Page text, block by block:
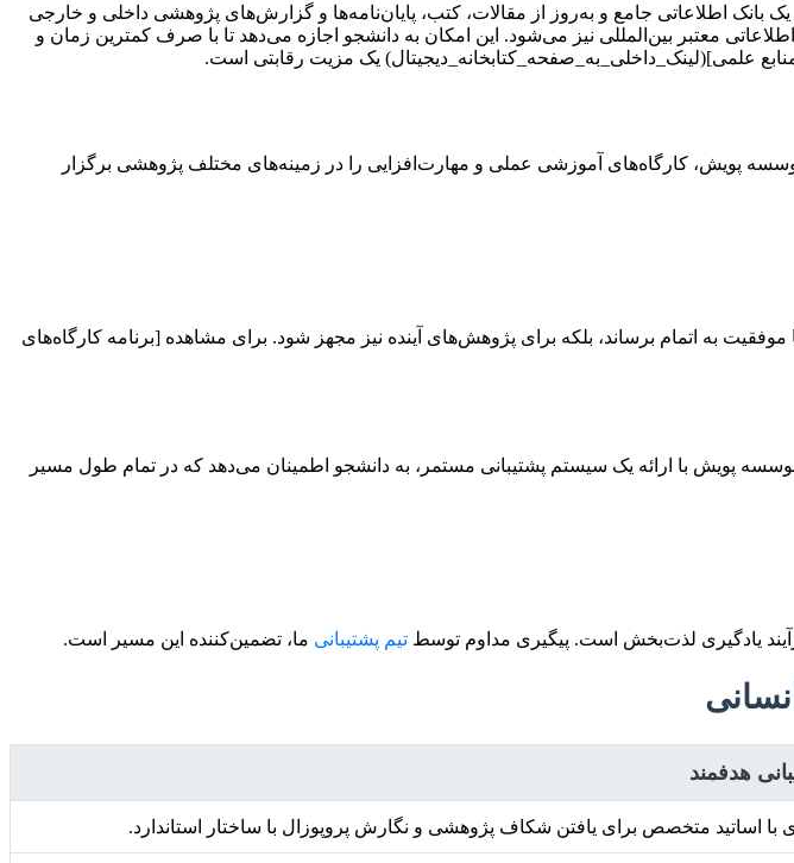
بانک اطلاعاتی جامع و به‌روز از مقالات، کتب، پایان‌نامه‌ها و گزارش‌های پژوهشی داخلی و خارجی
معتبر بین‌المللی نیز می‌شود. این امکان به دانشجو اجازه می‌دهد تا با صرف کمترین زمان و
علمی](لینک_داخلی_به_صفحه_کتابخانه_دیجیتال) یک مزیت رقابتی است.
پویش، کارگاه‌های آموزشی عملی و مهارت‌افزایی را در زمینه‌های مختلف پژوهشی برگزار
موفقیت به اتمام برساند، بلکه برای پژوهش‌های آینده نیز مجهز شود. برای مشاهده [برنامه‌ کارگاه‌های
پویش با ارائه یک سیستم پشتیبانی مستمر، به دانشجو اطمینان می‌دهد که در تمام طول مسیر
فرآیند یادگیری لذت‌بخش است. پیگیری مداوم توسط تیم پشتیبانی ما، تضمین‌کننده این مسیر است.
هدفمند
با اساتید متخصص برای یافتن شکاف پژوهشی و نگارش پروپوزال با ساختار استاندارد.